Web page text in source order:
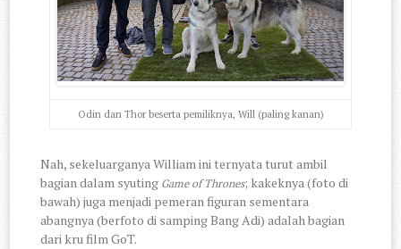
Odin dan Thor beserta pemiliknya, Will (paling kanan)
Nah, sekeluarganya William ini ternyata turut ambil
bagian dalam syuting Game of Thrones; kakeknya (foto di
bawah) juga menjadi pemeran figuran sementara
abangnya (berfoto di samping Bang Adi) adalah bagian
dari kru film GoT.